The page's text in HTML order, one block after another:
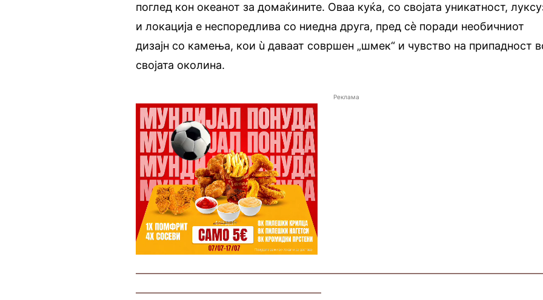
поглед кон океанот за домаќините. Оваа куќа, со својата уникатност,
и локација е неспоредлива со ниедна друга, пред сè поради необичниот
дизајн со камења, кои ù даваат совршен „шмек“ и чувство на припадност
својата околина.
Реклама
—————————————————